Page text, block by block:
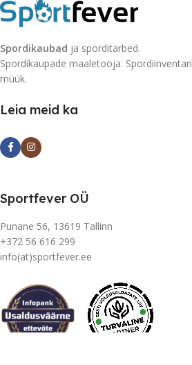
Spordikaubad ja sporditarbed.
Spordikaupade maaletooja. Spordiinventari
müük.
Leia meid ka
Sportfever OÜ
Punane 56, 13619 Tallinn
+372 56 616 299
info(at)sportfever.ee